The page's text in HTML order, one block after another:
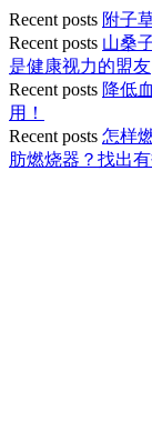
Recent posts 附子
Recent posts 山桑
是健康视力的盟友
Recent posts 降低
用！
Recent posts 怎样
肪燃烧器？找出有